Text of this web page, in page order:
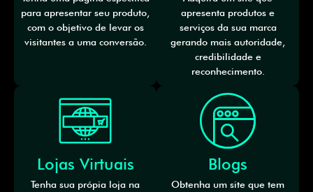
para apresentar seu produto,
com o objetivo de levar os
visitantes a uma conversão.
apresenta produtos e
serviços da sua marca
gerando mais autoridade,
credibilidade e
reconhecimento.
Lojas Virtuais
Tenha sua própia loja na
Blogs
Obtenha um site que tem